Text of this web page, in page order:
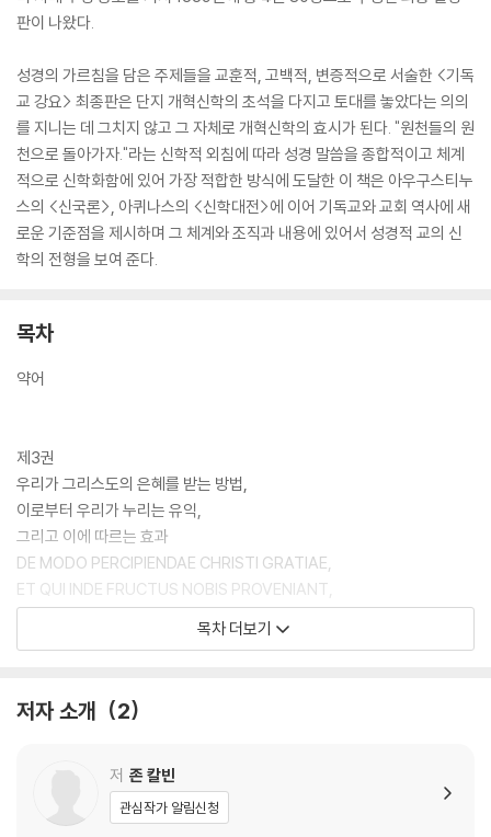
판이 나왔다.
성경의 가르침을 담은 주제들을 교훈적, 고백적, 변증적으로 서술한 <기독
교 강요> 최종판은 단지 개혁신학의 초석을 다지고 토대를 놓았다는 의의
를 지니는 데 그치지 않고 그 자체로 개혁신학의 효시가 된다. "원천들의 원
천으로 돌아가자."라는 신학적 외침에 따라 성경 말씀을 종합적이고 체계
적으로 신학화함에 있어 가장 적합한 방식에 도달한 이 책은 아우구스티누
스의 <신국론>, 아퀴나스의 <신학대전>에 이어 기독교와 교회 역사에 새
로운 기준점을 제시하며 그 체계와 조직과 내용에 있어서 성경적 교의 신
학의 전형을 보여 준다.
목차
약어
제3권
우리가 그리스도의 은혜를 받는 방법,
이로부터 우리가 누리는 유익,
그리고 이에 따르는 효과
DE MODO PERCIPIENDAE CHRISTI GRATIAE,
ET QUI INDE FRUCTUS NOBIS PROVENIANT,
ET QUI EFFECTUS CONSEQUANTUR
Quae de Christo dicta sunt, nobis prodesse, arcana operation
1. 그리스도를 우리에게 묶는 고리이신 성령
2. 성령은 그리스도의 영이시라 불리심
3. 성령의 칭호들
목차 더보기
저자 소개 2
저 존 칼빈
관심작가 알림신청